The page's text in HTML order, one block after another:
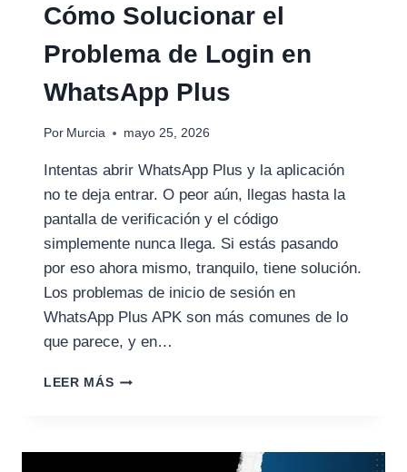
Cómo Solucionar el
Problema de Login en
WhatsApp Plus
Por Murcia mayo 25, 2026
Intentas abrir WhatsApp Plus y la aplicación
no te deja entrar. O peor aún, llegas hasta la
pantalla de verificación y el código
simplemente nunca llega. Si estás pasando
por eso ahora mismo, tranquilo, tiene solución.
Los problemas de inicio de sesión en
WhatsApp Plus APK son más comunes de lo
que parece, y en…
LEER MÁSCÓMO
DE